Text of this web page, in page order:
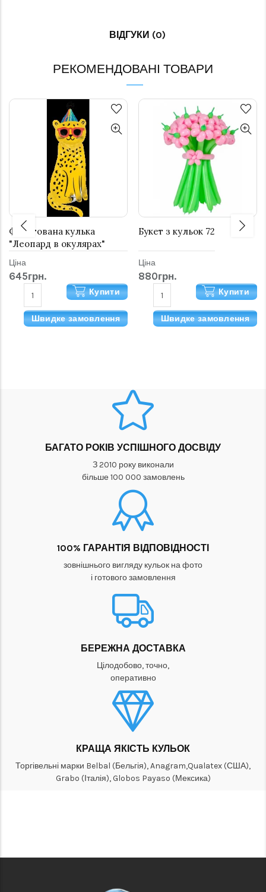
ВІДГУКИ (0)
РЕКОМЕНДОВАНІ ТОВАРИ
Фольгована кулька
"Леопард в окулярах"
Ціна
645грн.
Купити
Швидке замовлення
Букет з кульок 72
Ціна
880грн.
Купити
Швидке замовлення
БАГАТО РОКІВ УСПІШНОГО ДОСВІДУ
З 2010 року виконали
більше 100 000 замовлень
100% ГАРАНТІЯ ВІДПОВІДНОСТІ
зовнішнього вигляду кульок на фото
і готового замовлення
БЕРЕЖНА ДОСТАВКА
Цілодобово, точно,
оперативно
КРАЩА ЯКІСТЬ КУЛЬОК
Торгівельні марки Belbal (Бельгія), Anagram,Qualatex (США),
Grabo (Італія), Globos Payaso (Мексика)